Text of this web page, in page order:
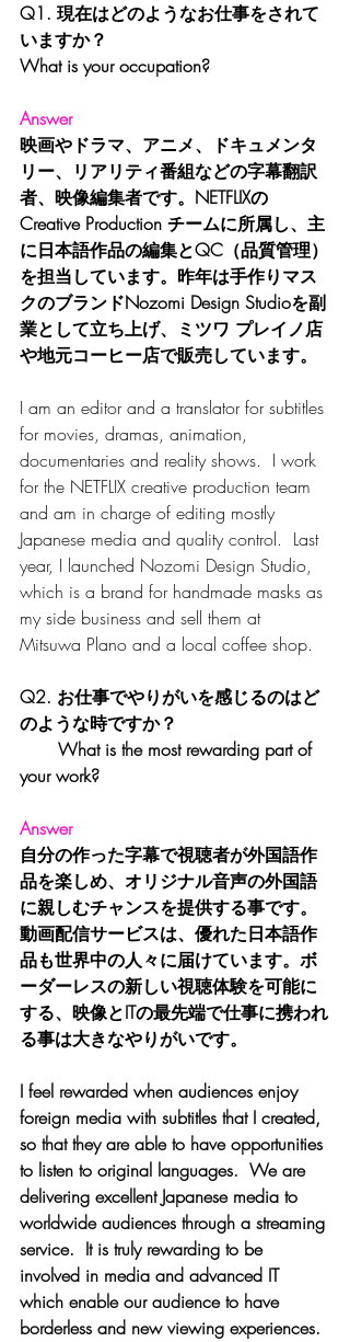
Q1. 現在はどのようなお仕事をされて
いますか？
What is your occupation?
Answer
映画やドラマ、アニメ、ドキュメンタ
リー、リアリティ番組などの字幕翻訳
者、映像編集者です。NETFLIXの
Creative Production チームに所属し、主
に日本語作品の編集とQC（品質管理）
を担当しています。昨年は手作りマス
クのブランドNozomi Design Studioを副
業として立ち上げ、ミツワ プレイノ店
や地元コーヒー店で販売しています。
I am an editor and a translator for subtitles
for movies, dramas, animation,
documentaries and reality shows.  I work
for the NETFLIX creative production team
and am in charge of editing mostly
Japanese media and quality control.  Last
year, I launched Nozomi Design Studio,
which is a brand for handmade masks as
my side business and sell them at
Mitsuwa Plano and a local coffee shop.
Q2. お仕事でやりがいを感じるのはど
のような時ですか？
your work?
Answer
自分の作った字幕で視聴者が外国語作
品を楽しめ、オリジナル音声の外国語
に親しむチャンスを提供する事です。
動画配信サービスは、優れた日本語作
品も世界中の人々に届けています。ボ
ーダーレスの新しい視聴体験を可能に
する、映像とITの最先端で仕事に携われ
る事は大きなやりがいです。
I feel rewarded when audiences enjoy
foreign media with subtitles that I created,
so that they are able to have opportunities
to listen to original languages.  We are
delivering excellent Japanese media to
worldwide audiences through a streaming
service.  It is truly rewarding to be
involved in media and advanced IT
which enable our audience to have
borderless and new viewing experiences.